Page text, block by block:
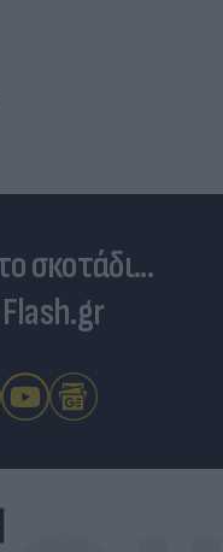
σκοτάδι...